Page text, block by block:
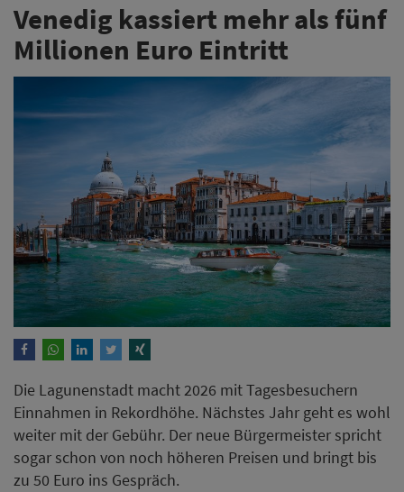
Venedig kassiert mehr als fünf
Millionen Euro Eintritt
Die Lagunenstadt macht 2026 mit Tagesbesuchern
Einnahmen in Rekordhöhe. Nächstes Jahr geht es wohl
weiter mit der Gebühr. Der neue Bürgermeister spricht
sogar schon von noch höheren Preisen und bringt bis
zu 50 Euro ins Gespräch.